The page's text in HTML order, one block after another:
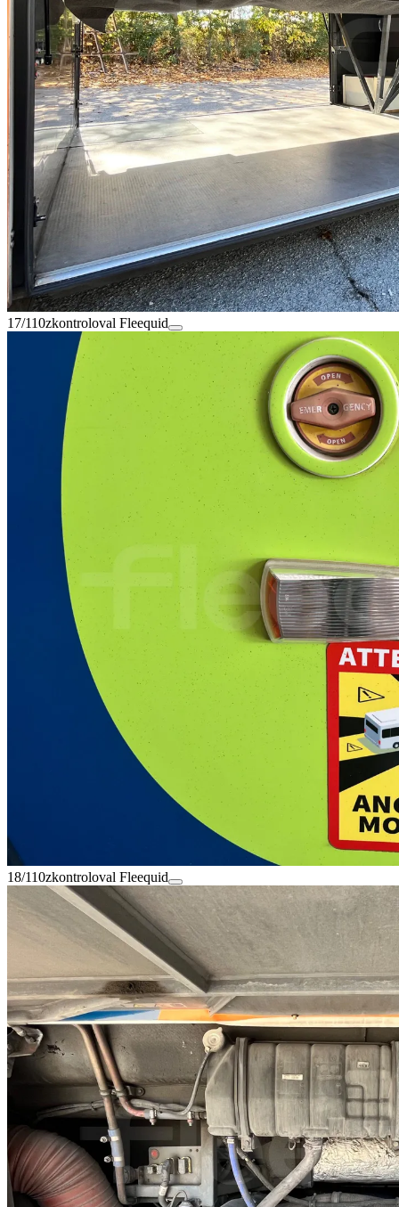
17/110zkontroloval Fleequid
18/110zkontroloval Fleequid